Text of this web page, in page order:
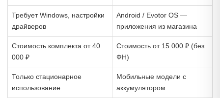
Требует Windows, настройки
драйверов
Android / Evotor OS —
приложения из магазина
Стоимость комплекта от 40
000 ₽
Стоимость от 15 000 ₽ (без
ФН)
Только стационарное
использование
Мобильные модели с
аккумулятором